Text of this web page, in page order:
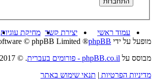
עמוד ראשי מחיקת עוגיות יצירת קשר
מופעל על ידי phpBB
® Forum Software © phpBB Limited
מבוסס על phpBB.co.il - פורומים בעברית
. © 2017 - phpBB.co.il.
מדיניות הפרטיות | תנאי שימוש באתר